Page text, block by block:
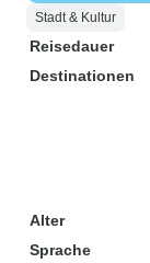
Stadt & Kultur
Reisedauer
Destinationen
Alter
Sprache